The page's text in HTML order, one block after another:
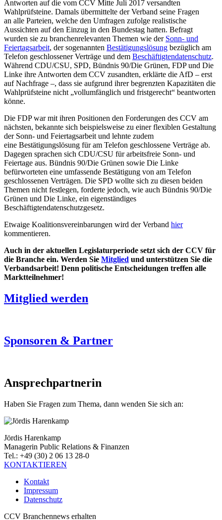
Antworten auf die vom CCV Mitte Juli 2017 versandten
Wahlprüfsteine. Damals übermittelte der Verband seine Fragen
an alle Parteien, welche den Umfragen zufolge realistische
Aussichten auf den Einzug in den Bundestag hatten. Befragt
wurden sie zu branchenrelevanten Themen wie der Sonn- und
Feiertagsarbeit, der sogenannten Bestätigungslösung bezüglich am
Telefon geschlossener Verträge und dem Beschäftigtendatenschutz.
Während CDU/CSU, SPD, Bündnis 90/Die Grünen, FDP und Die
Linke ihre Antworten dem CCV zusandten, erklärte die AfD – erst
auf Nachfrage –, dass sie aufgrund ihrer begrenzten Kapazitäten die
Wahlprüfsteine nicht „vollumfänglich und fristgerecht“ beantworten
könne.
Die FDP war mit ihren Positionen den Forderungen des CCV am
nächsten, bekannte sich beispielsweise zu einer flexiblen Gestaltung
der Sonn- und Feiertagsarbeit und lehnte zudem
eine Bestätigungslösung für am Telefon geschlossene Verträge ab.
Dagegen sprachen sich CDU/CSU für arbeitsfreie Sonn- und
Feiertage aus. Bündnis 90/Die Grünen sowie Die Linke
befürworteten eine umfassende Bestätigung von am Telefon
geschlossenen Verträgen. Die SPD wollte sich zu diesen beiden
Themen nicht festlegen, forderte jedoch, wie auch Bündnis 90/Die
Grünen und Die Linke, ein eigenständiges
Beschäftigtendatenschutzgesetz.
Etwaige Koalitionsvereinbarungen wird der Verband hier
kommentieren.
Auch in der aktuellen Legislaturperiode setzt sich der CCV für
die Branche ein. Werden Sie Mitglied und unterstützen Sie die
Verbandsarbeit! Denn politische Entscheidungen treffen alle
Marktteilnehmer!
Mitglied werden
Sponsoren & Partner
Ansprechpartnerin
Haben Sie Fragen zum Thema, dann wenden Sie sich an:
Jördis Harenkamp
Managerin Public Relations & Finanzen
Tel.: +49 (30) 2 06 13 28-0
KONTAKTIEREN
Kontakt
Impressum
Datenschutz
CCV Branchennews erhalten